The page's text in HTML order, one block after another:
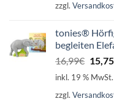
zzgl.
tonies®
begleiten
16,99€
Preis
15,75
inkl. 19 % MwSt.
zzgl.